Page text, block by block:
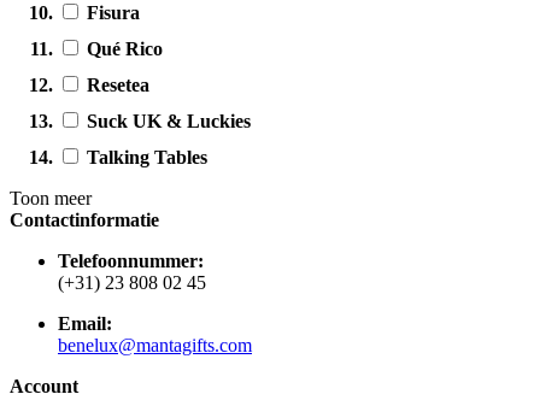
Fisura
Qué Rico
Resetea
Suck UK & Luckies
Talking Tables
Toon meer
Contactinformatie
Telefoonnummer:
(+31) 23 808 02 45
Email:
benelux@mantagifts.com
Account